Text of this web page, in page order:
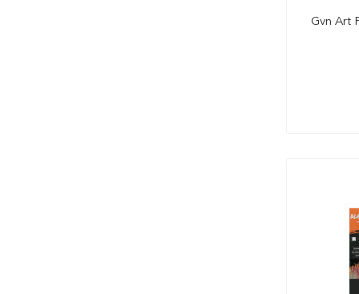
Gvn Art